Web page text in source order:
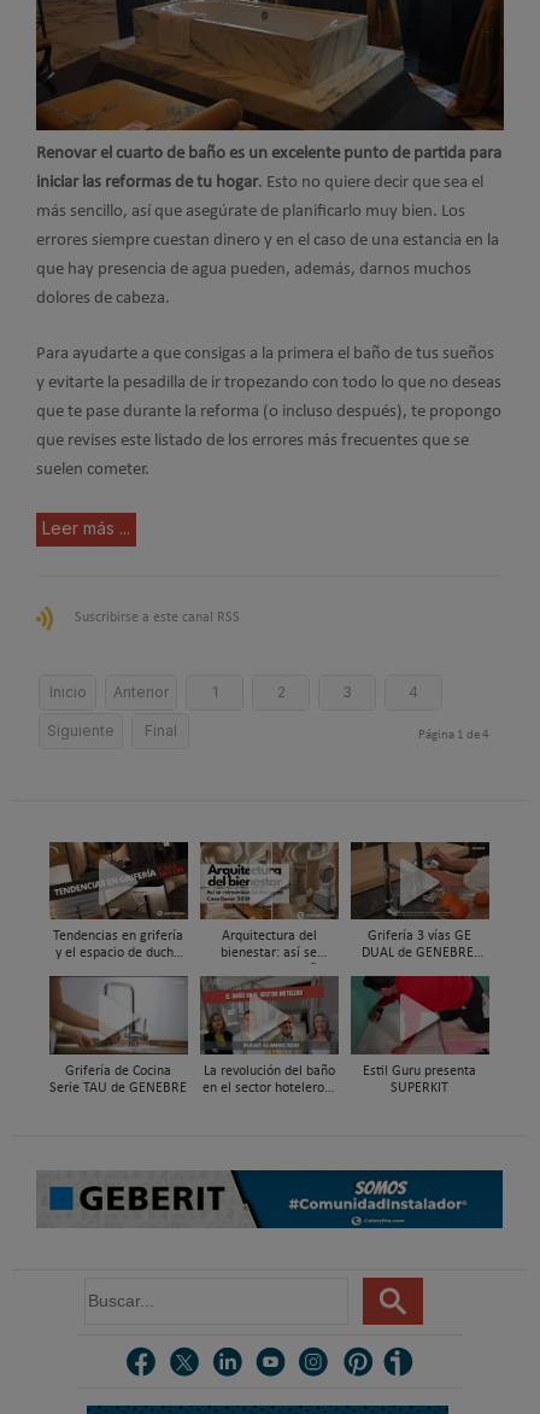
Renovar el cuarto de baño es un excelente punto de partida para
iniciar las reformas de tu hogar. Esto no quiere decir que sea el
más sencillo, así que asegúrate de planificarlo muy bien. Los
errores siempre cuestan dinero y en el caso de una estancia en la
que hay presencia de agua pueden, además, darnos muchos
dolores de cabeza.
Para ayudarte a que consigas a la primera el baño de tus sueños
y evitarte la pesadilla de ir tropezando con todo lo que no deseas
que te pase durante la reforma (o incluso después), te propongo
que revises este listado de los errores más frecuentes que se
suelen cometer.
Leer más ...
Suscribirse a este canal RSS
Inicio Anterior 1 2 3 4
Siguiente Final Página 1 de 4
Tendencias en grifería
y el espacio de ducha
2026
Arquitectura del
bienestar: así se
en Casa Decor 2026
Grifería 3 vías GE
DUAL de GENEBRE,
sistemas de filtrado de
agua y ósmosis
Grifería de Cocina
Serie TAU de GENEBRE
La revolución del baño
en el sector hotelero |
Estil Guru presenta
SUPERKIT
u
r